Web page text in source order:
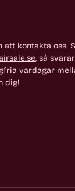
att kontakta oss.
, så
vardagar
dig!